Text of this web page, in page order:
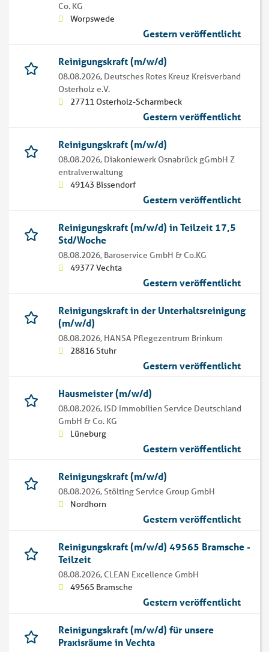
Co. KG
Worpswede
Gestern veröffentlicht
Reinigungskraft (m/w/d)
08.08.2026, Deutsches Rotes Kreuz Kreisverband
Osterholz e.V.
27711 Osterholz-Scharmbeck
Gestern veröffentlicht
Reinigungskraft (m/w/d)
08.08.2026, Diakoniewerk Osnabrück gGmbH Z
entralverwaltung
49143 Bissendorf
Gestern veröffentlicht
Reinigungskraft (m/w/d) in Teilzeit 17,5
Std/Woche
08.08.2026, Baroservice GmbH & Co.KG
49377 Vechta
Gestern veröffentlicht
Reinigungskraft in der Unterhaltsreinigung
(m/w/d)
08.08.2026, HANSA Pflegezentrum Brinkum
28816 Stuhr
Gestern veröffentlicht
Hausmeister (m/w/d)
08.08.2026, ISD Immobilien Service Deutschland
GmbH & Co. KG
Lüneburg
Gestern veröffentlicht
Reinigungskraft (m/w/d)
08.08.2026,Stölting Service Group GmbH
Nordhorn
Gestern veröffentlicht
Reinigungskraft (m/w/d) 49565 Bramsche -
Teilzeit
08.08.2026, CLEAN Excellence GmbH
49565 Bramsche
Gestern veröffentlicht
Reinigungskraft (m/w/d) für unsere
Praxisräume in Vechta